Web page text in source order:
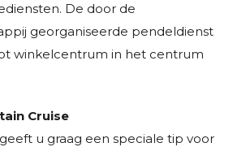
De door de
georganiseerde pendeldienst
winkelcentrum in het centrum
Cruise
u graag een speciale tip voor